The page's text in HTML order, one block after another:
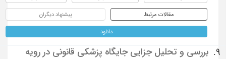
مقالات مرتبط پیشنهاد دیگران
دانلود
9.
بررسی و تحلیل جزایی جایگاه پزشکی قانونی در رویه